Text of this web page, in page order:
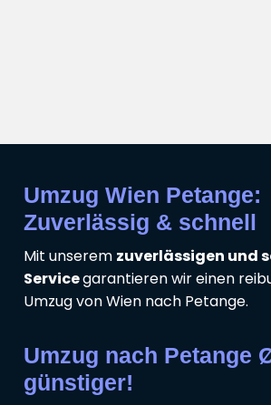
Umzug Wien Petange:
Zuverlässig & schnell
Mit unserem zuverlässigen und
Servicegarantieren wir einen
Umzug von Wien nach Petange.
Umzug nach Petange
günstiger!